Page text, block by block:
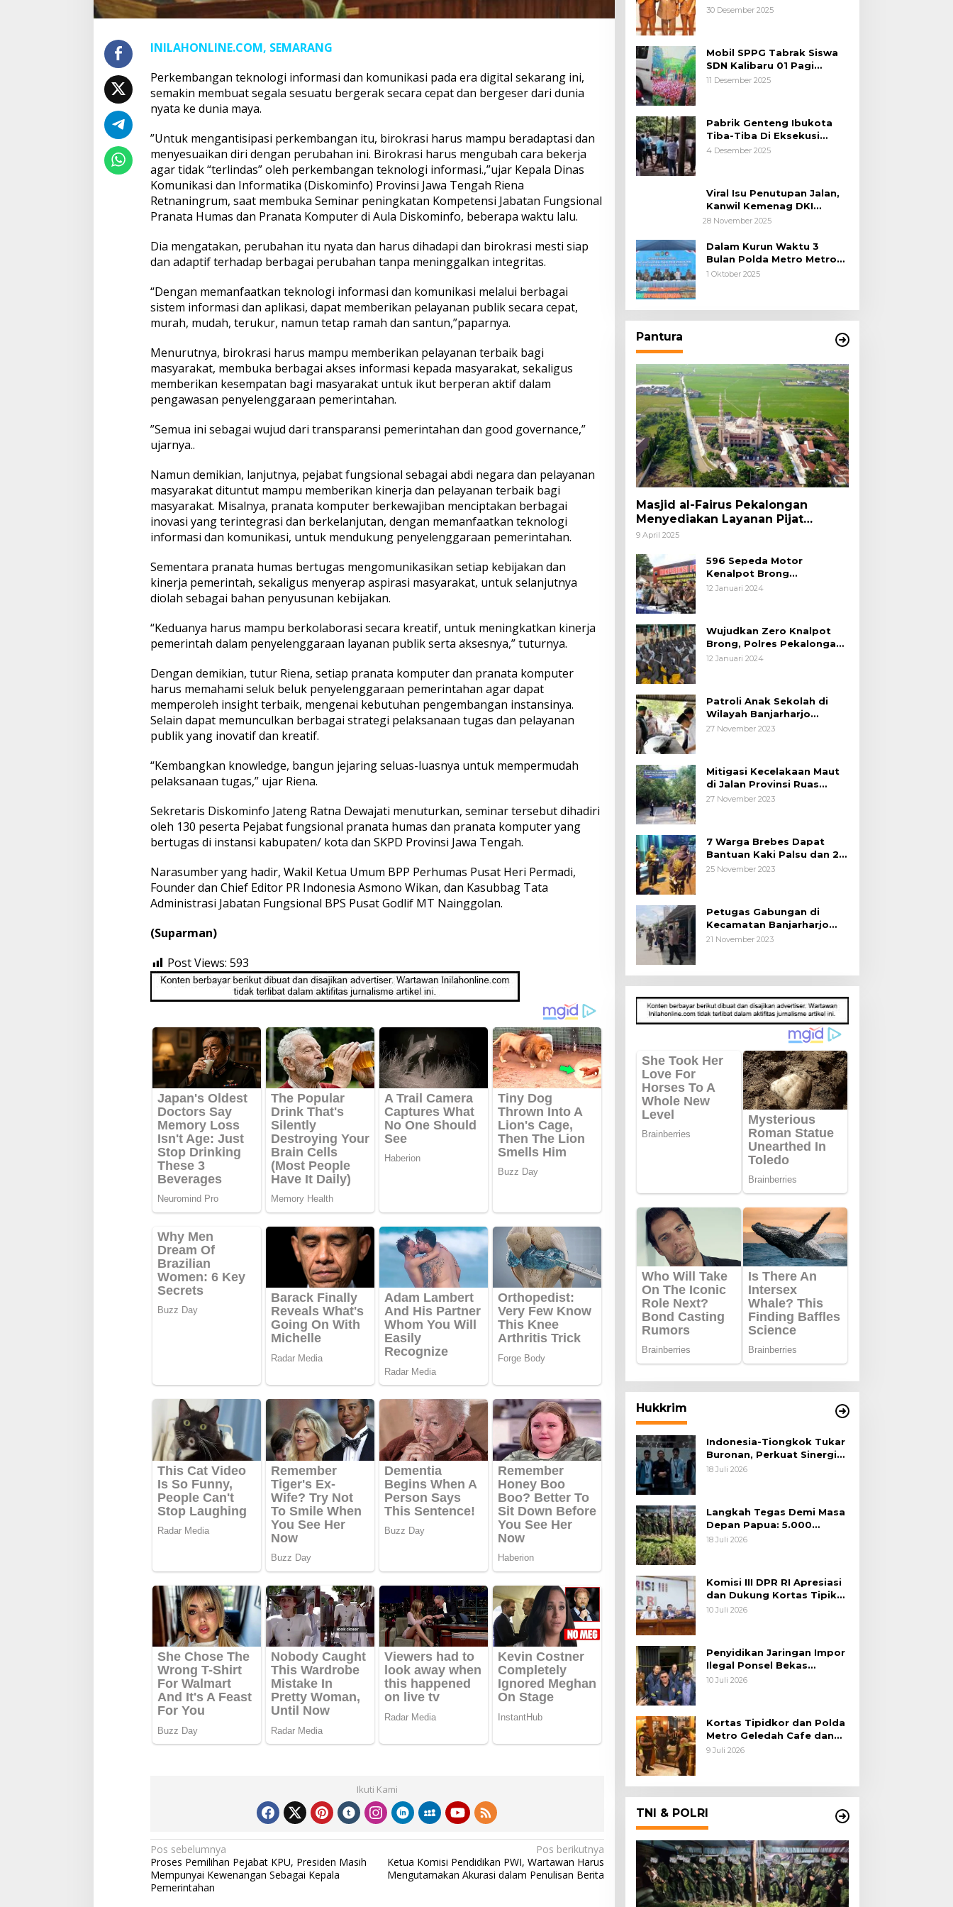
INILAHONLINE.COM, SEMARANG
Perkembangan teknologi informasi dan komunikasi pada era digital sekarang ini,
semakin membuat segala sesuatu bergerak secara cepat dan bergeser dari dunia
nyata ke dunia maya.
”Untuk mengantisipasi perkembangan itu, birokrasi harus mampu beradaptasi dan
menyesuaikan diri dengan perubahan ini. Birokrasi harus mengubah cara bekerja
agar tidak “terlindas” oleh perkembangan teknologi informasi.,”ujar Kepala Dinas
Komunikasi dan Informatika (Diskominfo) Provinsi Jawa Tengah Riena
Retnaningrum, saat membuka Seminar peningkatan Kompetensi Jabatan Fungsional
Pranata Humas dan Pranata Komputer di Aula Diskominfo, beberapa waktu lalu.
Dia mengatakan, perubahan itu nyata dan harus dihadapi dan birokrasi mesti siap
dan adaptif terhadap berbagai perubahan tanpa meninggalkan integritas.
“Dengan memanfaatkan teknologi informasi dan komunikasi melalui berbagai
sistem informasi dan aplikasi, dapat memberikan pelayanan publik secara cepat,
murah, mudah, terukur, namun tetap ramah dan santun,”paparnya.
Menurutnya, birokrasi harus mampu memberikan pelayanan terbaik bagi
masyarakat, membuka berbagai akses informasi kepada masyarakat, sekaligus
memberikan kesempatan bagi masyarakat untuk ikut berperan aktif dalam
pengawasan penyelenggaraan pemerintahan.
”Semua ini sebagai wujud dari transparansi pemerintahan dan good governance,”
ujarnya..
Namun demikian, lanjutnya, pejabat fungsional sebagai abdi negara dan pelayanan
masyarakat dituntut mampu memberikan kinerja dan pelayanan terbaik bagi
masyarakat. Misalnya, pranata komputer berkewajiban menciptakan berbagai
inovasi yang terintegrasi dan berkelanjutan, dengan memanfaatkan teknologi
informasi dan komunikasi, untuk mendukung penyelenggaraan pemerintahan.
Sementara pranata humas bertugas mengomunikasikan setiap kebijakan dan
kinerja pemerintah, sekaligus menyerap aspirasi masyarakat, untuk selanjutnya
diolah sebagai bahan penyusunan kebijakan.
“Keduanya harus mampu berkolaborasi secara kreatif, untuk meningkatkan kinerja
pemerintah dalam penyelenggaraan layanan publik serta aksesnya,” tuturnya.
Dengan demikian, tutur Riena, setiap pranata komputer dan pranata komputer
harus memahami seluk beluk penyelenggaraan pemerintahan agar dapat
memperoleh insight terbaik, mengenai kebutuhan pengembangan instansinya.
Selain dapat memunculkan berbagai strategi pelaksanaan tugas dan pelayanan
publik yang inovatif dan kreatif.
“Kembangkan knowledge, bangun jejaring seluas-luasnya untuk mempermudah
pelaksanaan tugas,” ujar Riena.
Sekretaris Diskominfo Jateng Ratna Dewajati menuturkan, seminar tersebut dihadiri
oleh 130 peserta Pejabat fungsional pranata humas dan pranata komputer yang
bertugas di instansi kabupaten/ kota dan SKPD Provinsi Jawa Tengah.
Narasumber yang hadir, Wakil Ketua Umum BPP Perhumas Pusat Heri Permadi,
Founder dan Chief Editor PR Indonesia Asmono Wikan, dan Kasubbag Tata
Administrasi Jabatan Fungsional BPS Pusat Godlif MT Nainggolan.
(Suparman)
Post Views: 593
Ikuti Kami
Navigasi
pos
Pos sebelumnya
Proses Pemilihan Pejabat KPU, Presiden Masih
Mempunyai Kewenangan Sebagai Kepala
Pemerintahan
Pos berikutnya
Ketua Komisi Pendidikan PWI, Wartawan Harus
Mengutamakan Akurasi dalam Penulisan Berita
Kemanusiaan
30 Desember 2025
Mobil SPPG Tabrak Siswa
SDN Kalibaru 01 Pagi
Cilincing Jakarta Utara
11 Desember 2025
Pabrik Genteng Ibukota
Tiba-Tiba Di Eksekusi
Jurusita Pengadilan Negeri
4 Desember 2025
Viral Isu Penutupan Jalan,
Kanwil Kemenag DKI
Jakarta Luruskan Fakta
28 November 2025
Dalam Kurun Waktu 3
Bulan Polda Metro Metro
Ungkap 1,14 Ton Narkoba
1 Oktober 2025
Pantura
Masjid al-Fairus Pekalongan
Menyediakan Layanan Pijat
hingga Potong Rambut Gratis bagi
9 April 2025
596 Sepeda Motor
Kenalpot Brong
Diamankan Polres
12 Januari 2024
Wujudkan Zero Knalpot
Brong, Polres Pekalongan
Kota Berikan Edukasi
12 Januari 2024
Patroli Anak Sekolah di
Wilayah Banjarharjo
Brebes
27 November 2023
Mitigasi Kecelakaan Maut
di Jalan Provinsi Ruas
Banjarharjo-Salem
27 November 2023
7 Warga Brebes Dapat
Bantuan Kaki Palsu dan 2
Operasi Bibir Sumbing
25 November 2023
Petugas Gabungan di
Kecamatan Banjarharjo
Patroli Anak Sekolah
21 November 2023
Hukkrim
Indonesia-Tiongkok Tukar
Buronan, Perkuat Sinergi
Penegakan Hukum Lintas
18 Juli 2026
Langkah Tegas Demi Masa
Depan Papua: 5.000
Batang Ganja Berhasil
18 Juli 2026
Komisi III DPR RI Apresiasi
dan Dukung Kortas Tipikor
Polri Usut Dugaan Korupsi
10 Juli 2026
Penyidikan Jaringan Impor
Ilegal Ponsel Bekas
Rampung, Tiga Tersangka
10 Juli 2026
Kortas Tipidkor dan Polda
Metro Geledah Cafe dan
Money Changer
9 Juli 2026
TNI & POLRI